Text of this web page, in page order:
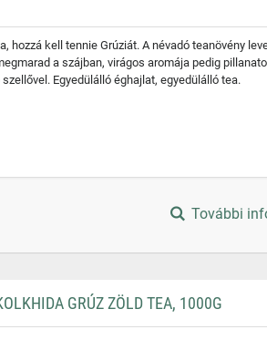
hozzá kell tennie Grúziát. A névadó teanövény
a szájban, virágos aromája pedig
Egyedülálló éghajlat, egyedülálló tea.
További
GRÚZ ZÖLD TEA, 1000G